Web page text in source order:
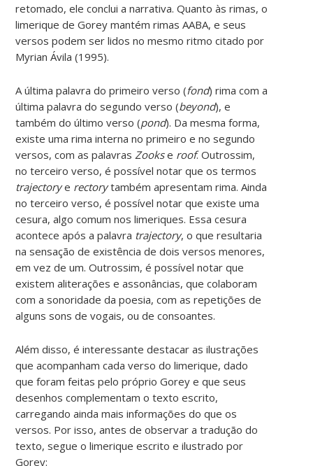
retomado, ele conclui a narrativa. Quanto às rimas, o
limerique de Gorey mantém rimas AABA, e seus
versos podem ser lidos no mesmo ritmo citado por
Myrian Ávila (1995).
A última palavra do primeiro verso (fond) rima com a
última palavra do segundo verso (beyond), e
também do último verso (pond). Da mesma forma,
existe uma rima interna no primeiro e no segundo
versos, com as palavras Zookse roof. Outrossim,
no terceiro verso, é possível notar que os termos
trajectorye rectorytambém apresentam rima. Ainda
no terceiro verso, é possível notar que existe uma
cesura, algo comum nos limeriques. Essa cesura
acontece após a palavra trajectory, o que resultaria
na sensação de existência de dois versos menores,
em vez de um. Outrossim, é possível notar que
existem aliterações e assonâncias, que colaboram
com a sonoridade da poesia, com as repetições de
alguns sons de vogais, ou de consoantes.
Além disso, é interessante destacar as ilustrações
que acompanham cada verso do limerique, dado
que foram feitas pelo próprio Gorey e que seus
desenhos complementam o texto escrito,
carregando ainda mais informações do que os
versos. Por isso, antes de observar a tradução do
texto, segue o limerique escrito e ilustrado por
Gorey: